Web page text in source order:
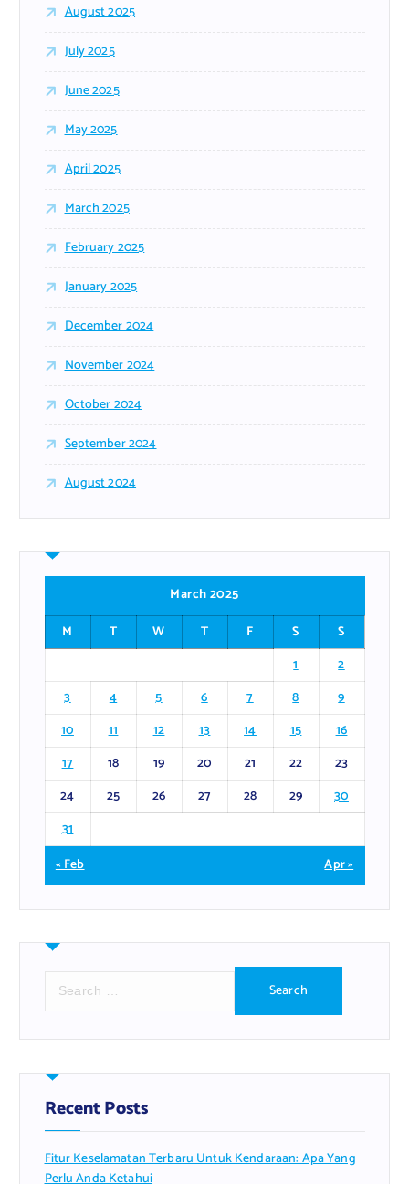
August 2025
July 2025
June 2025
May 2025
April 2025
March 2025
February 2025
January 2025
December 2024
November 2024
October 2024
September 2024
August 2024
March 2025
M
T W T F S
S
1
2
3
4 5 6 7 8
9
10
11 12 13 14 15
16
17
18 19 20 21 22
23
24
25 26 27 28 29
30
31
« Feb
Apr »
r
h
f
o
:
Recent Posts
Fitur Keselamatan Terbaru Untuk Kendaraan: Apa Yang
Perlu Anda Ketahui